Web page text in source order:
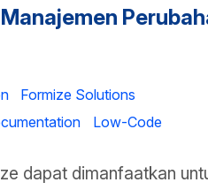
Formize Solutions
Low-Code
dapat dimanfaatkan